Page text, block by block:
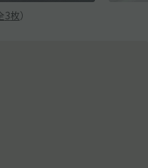
3枚）